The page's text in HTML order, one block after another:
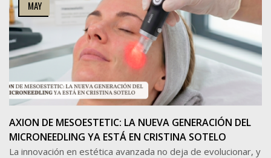
MAY
AXION DE MESOESTETIC: LA NUEVA GENERACIÓN DEL
MICRONEEDLING YA ESTÁ EN CRISTINA SOTELO
La innovación en estética avanzada no deja de evolucionar, y